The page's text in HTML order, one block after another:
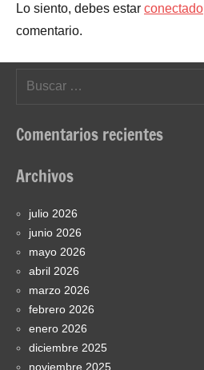
Lo siento, debes estar conectado
comentario.
Comentarios recientes
Archivos
julio 2026
junio 2026
mayo 2026
abril 2026
marzo 2026
febrero 2026
enero 2026
diciembre 2025
noviembre 2025